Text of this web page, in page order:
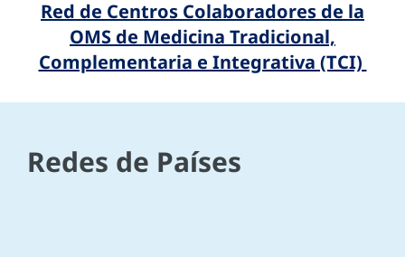
Red de Centros Colaboradores de la
OMS de Medicina Tradicional,
Complementaria e Integrativa (TCI)
Redes de Países